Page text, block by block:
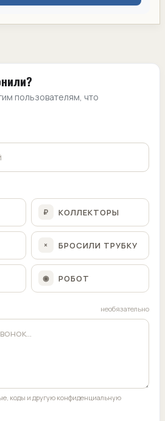
пользователям, что
₽ КОЛЛЕКТОРЫ
× БРОСИЛИ ТРУБКУ
◉ РОБОТ
необязательно
коды и другую конфиденциальную